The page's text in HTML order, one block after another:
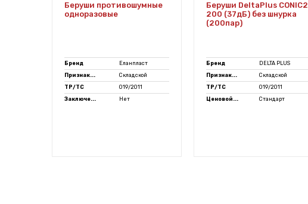
Беруши противошумные
одноразовые
Бренд
Еланпласт
Признак...
Складской
ТР/ТС
019/2011
Заключе...
Нет
Беруши DeltaPlus CONIC2
200 (37дБ) без шнурка
(200пар)
Бренд
DELTA PLUS
Признак...
Складской
ТР/ТС
019/2011
Ценовой...
Стандарт